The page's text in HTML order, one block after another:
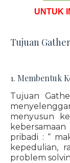
UNTUK
Tujuan
1. Membentuk
Tujuan
menyusun
pribadi : “
kepedulian,
problem